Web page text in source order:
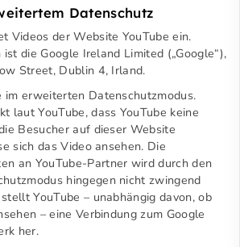
Datenschutz
Videos der Website YouTube ein.
die Google Ireland Limited („Google“),
Street, Dublin 4, Irland.
im erweiterten Datenschutzmodus.
laut YouTube, dass YouTube keine
Besucher auf dieser Website
sich das Video ansehen. Die
an YouTube-Partner wird durch den
hingegen nicht zwingend
YouTube – unabhängig davon, ob
– eine Verbindung zum Google
her.